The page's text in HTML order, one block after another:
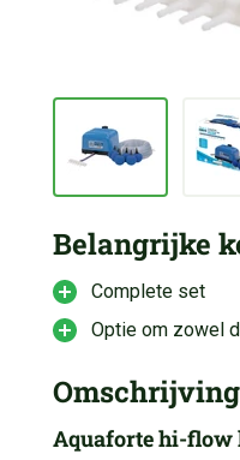
Belangrijke
Complete set
Optie om zowel
Omschrijving
Aquaforte hi-flow